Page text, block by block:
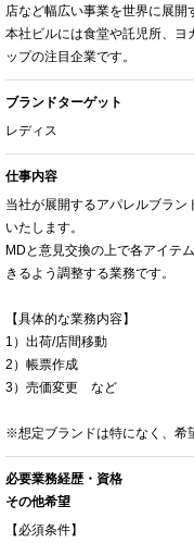
店など幅広い事業を世界に展開
本社ビルには食堂や託児所、ヨ
ップの注目企業です。
ブランドターゲット
レディス
仕事内容
当社が展開するアパレルブラ
いたします。
MDと意見交換の上で各アイテ
きるよう調整する業務です。
【具体的な業務内容】
1）出荷/店間移動
2）帳票作成
3）売価変更 など
※想定ブランドは特になく、希
必要業務経歴・資格
その他希望
【必須条件】